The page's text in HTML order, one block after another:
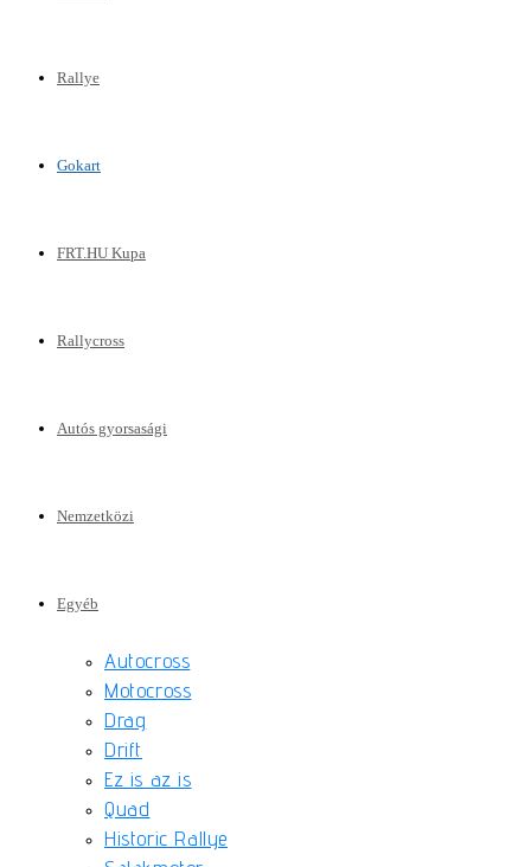
Rallye
Gokart
FRT.HU Kupa
Rallycross
Autós gyorsasági
Nemzetközi
Egyéb
Autocross
Motocross
Drag
Drift
Ez is az is
Quad
Historic Rallye